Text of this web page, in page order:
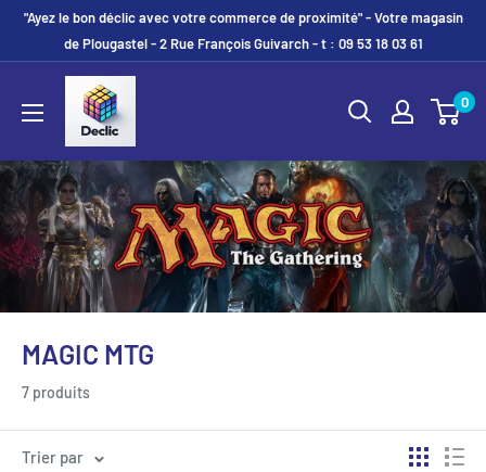
"Ayez le bon déclic avec votre commerce de proximité" - Votre magasin
de Plougastel - 2 Rue François Guivarch - t : 09 53 18 03 61
0
MAGIC MTG
7 produits
Trier par